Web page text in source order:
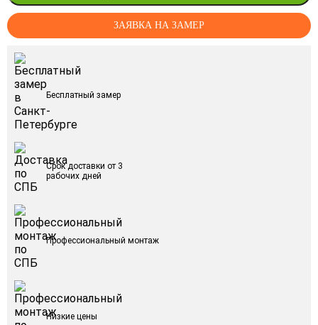
ЗАЯВКА НА ЗАМЕР
Бесплатный замер
Срок доставки от 3
рабочих дней
Профессиональный монтаж
Низкие цены